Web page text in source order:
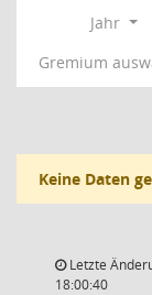
Jahr
Gremium
Keine Daten
Letzte
18:00:40